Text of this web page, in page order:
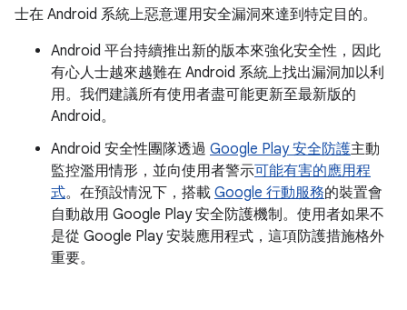
士在 Android 系統上惡意運用安全漏洞來達到特定目的。
Android 平台持續推出新的版本來強化安全性，因此
有心人士越來越難在 Android 系統上找出漏洞加以利
用。我們建議所有使用者盡可能更新至最新版的
Android。
Android 安全性團隊透過 Google Play 安全防護主動
監控濫用情形，並向使用者警示可能有害的應用程
式。在預設情況下，搭載 Google 行動服務的裝置會
自動啟用 Google Play 安全防護機制。使用者如果不
是從 Google Play 安裝應用程式，這項防護措施格外
重要。